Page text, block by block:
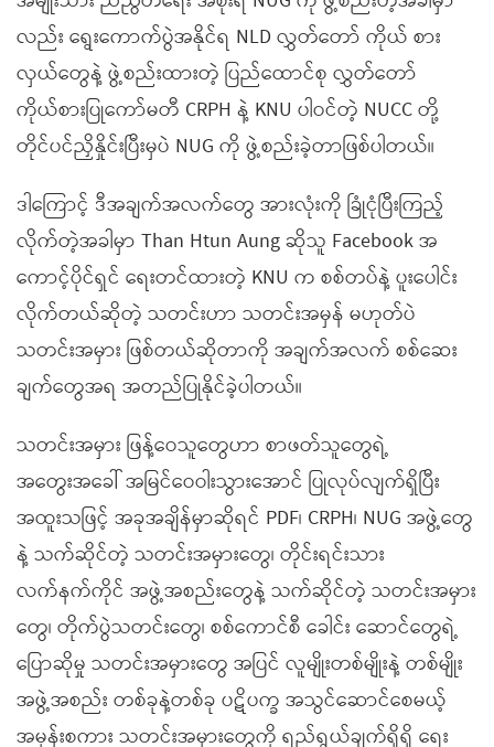
လည်း ရွေးကောက်ပွဲအနိုင်ရ NLD လွှတ်တော် ကိုယ် စား
လှယ်တွေနဲ့ ဖွဲ့စည်းထားတဲ့ ပြည်ထောင်စု လွှတ်တော်
ကိုယ်စားပြုကော်မတီ CRPH နဲ့ KNU ပါဝင်တဲ့ NUCC တို့
တိုင်ပင်ညှိနှိုင်းပြီးမှပဲ NUG ကို ဖွဲ့စည်းခဲ့တာဖြစ်ပါတယ်။
ဒါကြောင့် ဒီအချက်အလက်တွေ အားလုံးကို ခြုံငုံပြီးကြည့်
လိုက်တဲ့အခါမှာ Than Htun Aung ဆိုသူ Facebook အ
ကောင့်ပိုင်ရှင် ရေးတင်ထားတဲ့ KNU က စစ်တပ်နဲ့ ပူးပေါင်း
လိုက်တယ်ဆိုတဲ့ သတင်းဟာ သတင်းအမှန် မဟုတ်ပဲ
သတင်းအမှား ဖြစ်တယ်ဆိုတာကို အချက်အလက် စစ်ဆေး
ချက်တွေအရ အတည်ပြုနိုင်ခဲ့ပါတယ်။
သတင်းအမှား ဖြန့်ဝေသူတွေဟာ စာဖတ်သူတွေရဲ့
အတွေးအခေါ် အမြင်ဝေဝါးသွားအောင် ပြုလုပ်လျက်ရှိပြီး
အထူးသဖြင့် အခုအချိန်မှာဆိုရင် PDF၊ CRPH၊ NUG အဖွဲ့တွေ
နဲ့ သက်ဆိုင်တဲ့ သတင်းအမှားတွေ၊ တိုင်းရင်းသား
လက်နက်ကိုင် အဖွဲ့အစည်းတွေနဲ့ သက်ဆိုင်တဲ့ သတင်းအမှား
တွေ၊ တိုက်ပွဲသတင်းတွေ၊ စစ်ကောင်စီ ခေါင်း ဆောင်တွေရဲ့
ပြောဆိုမှု သတင်းအမှားတွေ အပြင် လူမျိုးတစ်မျိုးနဲ့ တစ်မျိုး
အဖွဲ့အစည်း တစ်ခုနဲ့တစ်ခု ပဋိပက္ခ အသွင်ဆောင်စေမယ့်
အမုန်းစကား သတင်းအမှားတွေကို ရည်ရွယ်ချက်ရှိရှိ ရေး